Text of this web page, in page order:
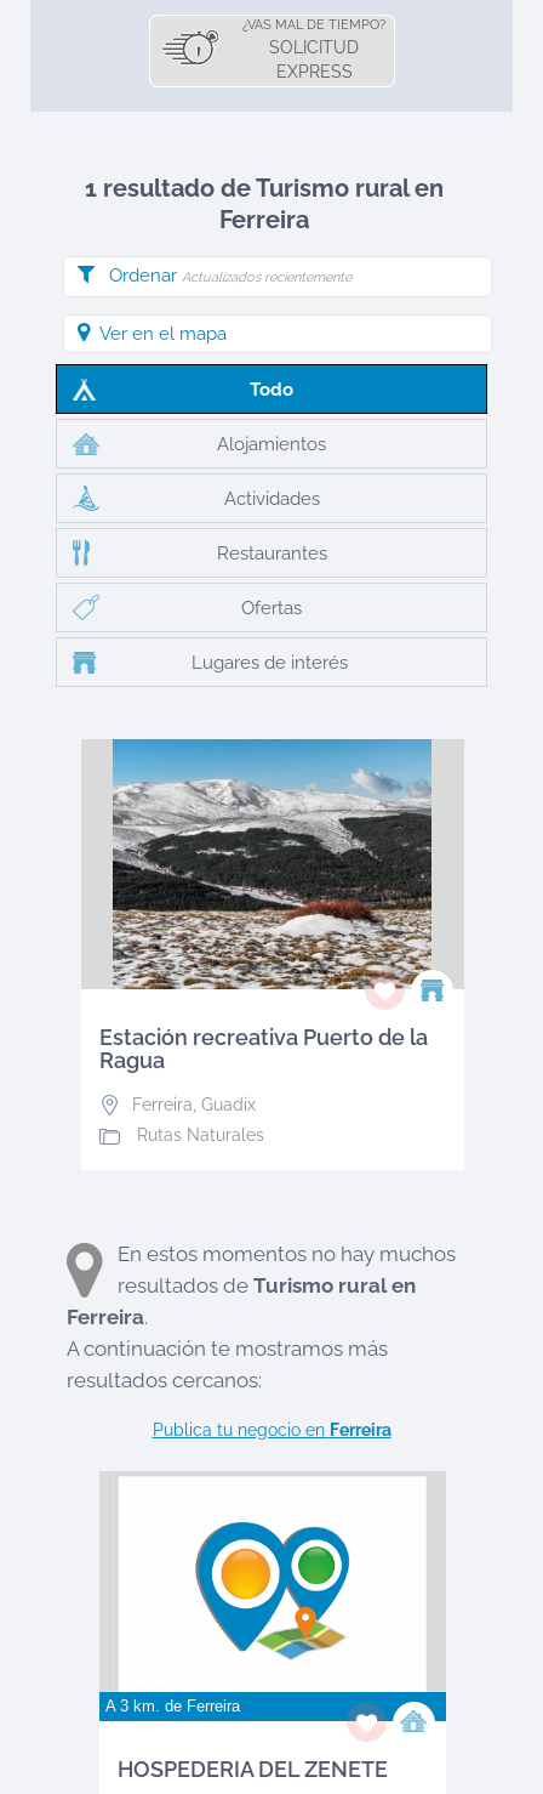
¿VAS MAL DE TIEMPO?
SOLICITUD
EXPRESS
1 resultado de Turismo rural en
Ferreira
Ordenar Actualizados recientemente
Ver en el mapa
Todo
Alojamientos
Actividades
Restaurantes
Ofertas
Lugares de interés
Estación recreativa Puerto de la
Ragua
Ferreira Guadix
Rutas Naturales
En estos momentos no hay muchos
resultados de Turismo rural en
Ferreira.
A continuación te mostramos más
resultados cercanos:
Publica tu negocio en Ferreira
A 3 km. de Ferreira
HOSPEDERIA DEL ZENETE